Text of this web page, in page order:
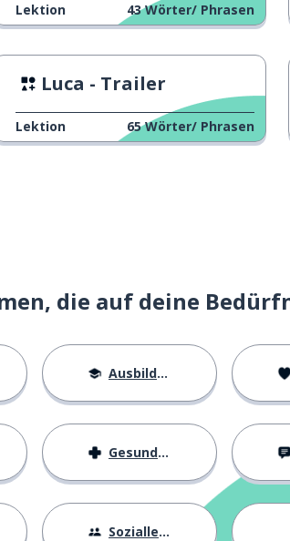
Lektion 43 Wörter/ Phrasen
Luca - Trailer
Lektion 65 Wörter/ Phrasen
die auf deine
Ausbildung
Gesundheit
Sozialleben